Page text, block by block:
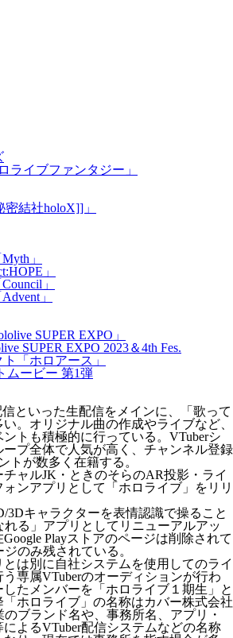
ライブファンタジー」
結社holoX]]」
」
」
」
」
SUPER EXPO」
SUPER EXPO 2023＆4th Fes.
「ホロアース」
ムービー 第1弾
といった生配信をメインに、「歌って
。オリジナル曲の作成やライブなど、
トも積極的に行っている。VTuberシ
プ全体で人気が高く、チャンネル登録
トが数多く在籍する。
チャルJK・ときのそらのAR投影・ライ
ンアプリとして「ホロライブ」をリリ
3Dキャラクターを表情認識で操ること
れる」アプリとしてリニューアルアッ
Playストアのページは削除されて
のみ残されている。
とは別に自社システムを使用してのライ
専属VTuberのオーディションが行わ
たメンバーを「 ホロライブ１期生 」と
ホロライブ」の名称はカバー株式会社
のブランド名や、事務所名、アプリ・
よるVTuber配信システムなどの名称